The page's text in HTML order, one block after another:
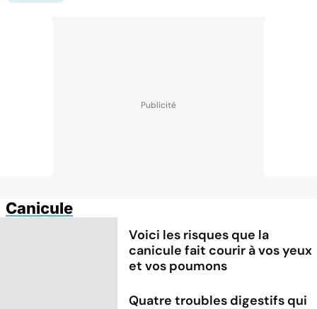
Canicule
Voici les risques que la
canicule fait courir à vos yeux
et vos poumons
Quatre troubles digestifs qui